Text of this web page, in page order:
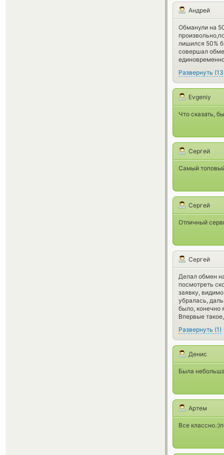
Андрей
Обманули на
лишился 50%
совершал
Развернуть (13
Evgeniy
Что сказать,
Сергей
Самый
Сергей
Отличный
Сергей
Делал обмен
посмотреть
заявку,
убралась,
было, конечно
Впервые
Развернуть (1)
Денис
Была
Артем
Все